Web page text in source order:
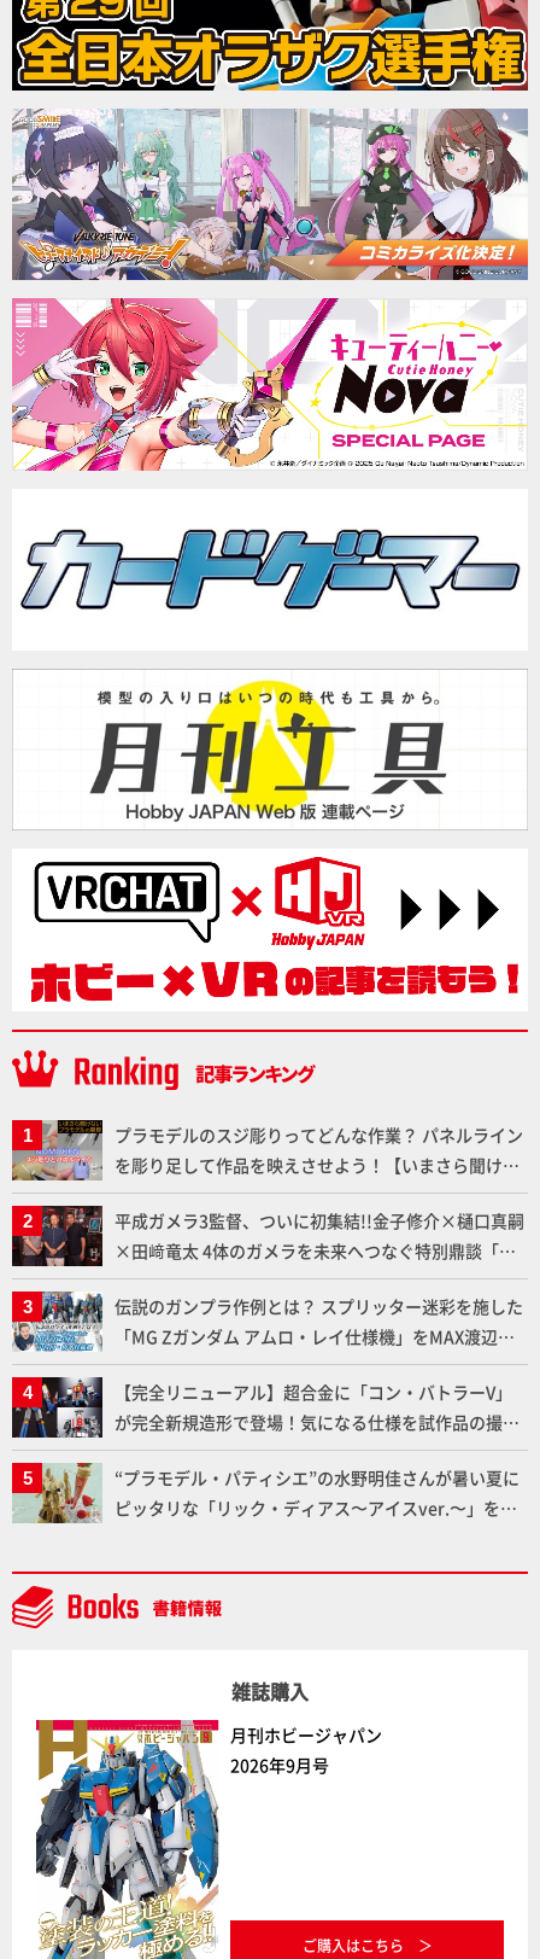
プラモデルのスジ彫りってどんな作業？ パネルライン
を彫り足して作品を映えさせよう！【いまさら聞けな
いプラモデルの基礎：スジ彫りとパネルライン】
平成ガメラ3監督、ついに初集結!!金子修介×樋口真嗣
×田﨑竜太 4体のガメラを未来へつなぐ特別鼎談「ガ
メラ永久保存化プロジェクト FINAL」
伝説のガンプラ作例とは？ スプリッター迷彩を施した
「MG Zガンダム アムロ・レイ仕様機」をMAX渡辺が
ふたたび塗る!!【試し読み】
【完全リニューアル】超合金に「コン・バトラーV」
が完全新規造形で登場！気になる仕様を試作品の撮り
下ろしでご紹介!!さらに「大鉄人17」＆「ワンエイ
ト」セット情報もお届け！【超合金の魂】
“プラモデル・パティシエ”の水野明佳さんが暑い夏に
ピッタリな「リック・ディアス〜アイスver.〜」を製
雑誌購入
月刊ホビージャパン
2026年9月号
ご購入はこちら